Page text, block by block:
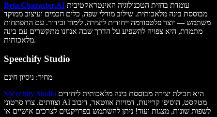
Beta.Character.AI
מבוססת בינה מלאכותית. שילוב מודלי שפה, כלים חכמים ועיצוב ממוקד
משתמש — יוצר פלטפורמה ייחודית ליצירה, לימוד ובידור. עם התפתחות
מתמדת, היא צפויה להשפיע על הדרך שבה אנחנו מתקשרים עם בינה
מלאכותית.
Speechify Studio
מחיר: ניסיון חינם
Speechify Studio
וצוותים. צרו סרטוני AI מטקסט, הוסיפו קריינות, דמויות אווטאר, דיבוב
לשפות שונות, מצגות ועוד! ניתן להשתמש בפרויקטים לצרכים אישיים או